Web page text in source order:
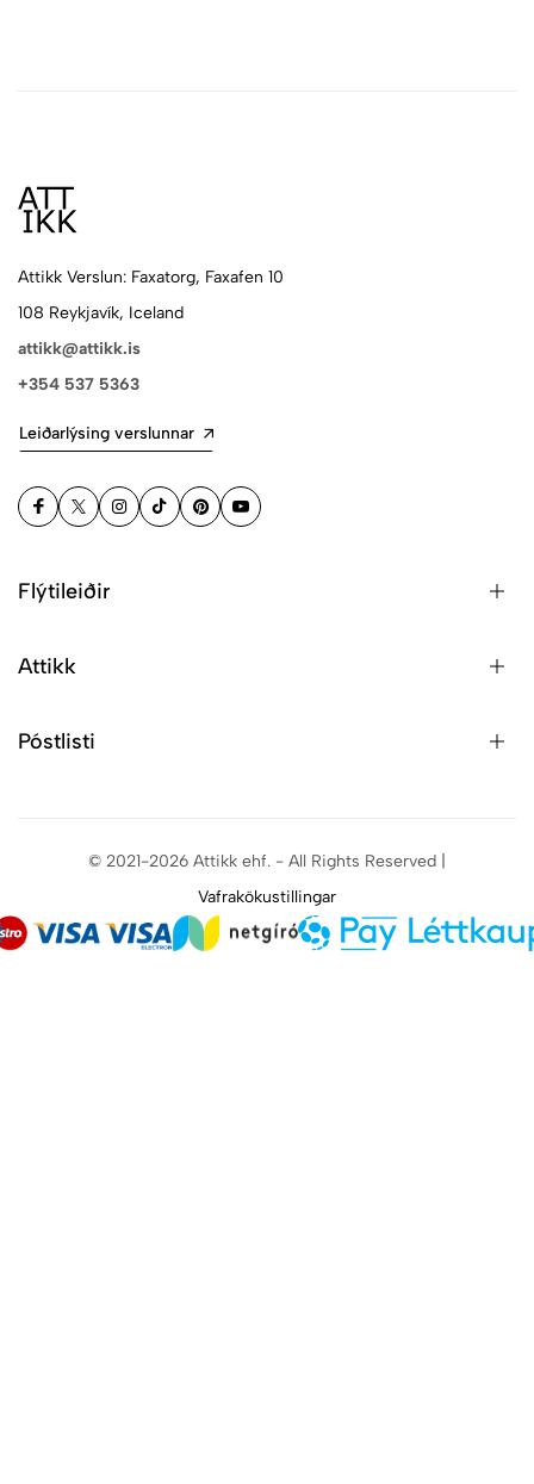
Attikk Verslun: Faxatorg, Faxafen 10
108 Reykjavík, Iceland
attikk@attikk.is
+354 537 5363
Leiðarlýsing verslunnar
Flýtileiðir
Attikk
Póstlisti
© 2021-2026 Attikk ehf. - All Rights Reserved |
Vafrakökustillingar